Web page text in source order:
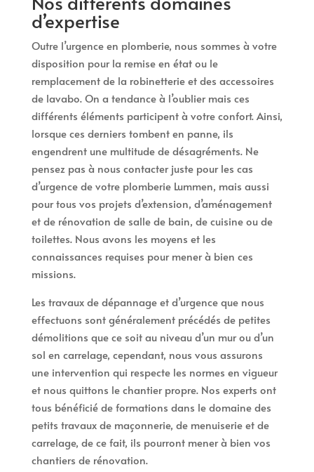
d’expertise
Outre l’urgence en plomberie, nous sommes à votre
disposition pour la remise en état ou le
remplacement de la robinetterie et des accessoires
de lavabo. On a tendance à l’oublier mais ces
différents éléments participent à votre confort. Ainsi,
lorsque ces derniers tombent en panne, ils
engendrent une multitude de désagréments. Ne
pensez pas à nous contacter juste pour les cas
d’urgence de votre plomberie Lummen, mais aussi
pour tous vos projets d’extension, d’aménagement
et de rénovation de salle de bain, de cuisine ou de
toilettes. Nous avons les moyens et les
connaissances requises pour mener à bien ces
missions.
Les travaux de dépannage et d’urgence que nous
effectuons sont généralement précédés de petites
démolitions que ce soit au niveau d’un mur ou d’un
sol en carrelage, cependant, nous vous assurons
une intervention qui respecte les normes en vigueur
et nous quittons le chantier propre. Nos experts ont
tous bénéficié de formations dans le domaine des
petits travaux de maçonnerie, de menuiserie et de
carrelage, de ce fait, ils pourront mener à bien vos
chantiers de rénovation.